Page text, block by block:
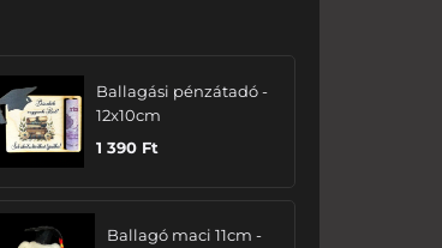
Ballagási pénzátadó -
12x10cm
1 390 Ft
Ballagó maci 11cm -